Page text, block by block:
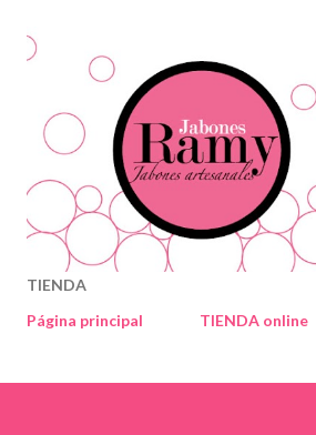
TIENDA
Página principal
TIENDA online